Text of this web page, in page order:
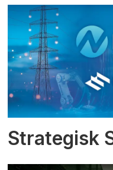
Strategisk